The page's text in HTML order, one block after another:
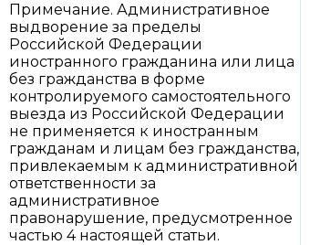
Примечание. Административное
выдворение за пределы
Российской Федерации
иностранного гражданина или лица
без гражданства в форме
контролируемого самостоятельного
выезда из Российской Федерации
не применяется к иностранным
гражданам и лицам без гражданства,
привлекаемым к административной
ответственности за
административное
правонарушение, предусмотренное
частью 4 настоящей статьи.